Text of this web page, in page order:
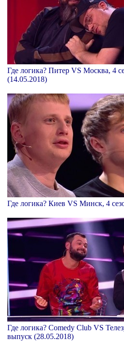
Где логика? Питер VS Москва, 4
(14.05.2018)
Где логика? Киев VS Минск, 4
Где логика? Comedy Club VS
выпуск (28.05.2018)